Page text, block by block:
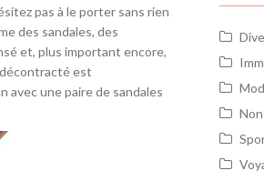
pas à le porter sans rien
des sandales, des
et, plus important encore,
est
avec une paire de sandales